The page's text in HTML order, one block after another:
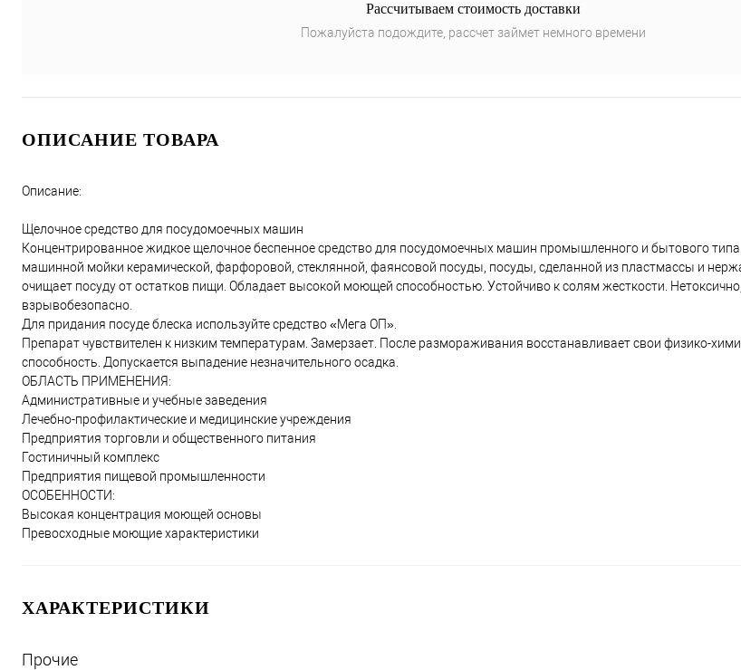
Рассчитываем стоимость доставки
Пожалуйста подождите, рассчет займет немного времени
ОПИСАНИЕ ТОВАРА
Описание:
Щелочное средство для посудомоечных машин
Концентрированное жидкое щелочное беспенное средство для посудомоечных машин промышленного и бытового
машинной мойки керамической, фарфоровой, стеклянной, фаянсовой посуды, посуды, сделанной из пластмассы и
очищает посуду от остатков пищи. Обладает высокой моющей способностью. Устойчиво к солям жесткости.
взрывобезопасно.
Для придания посуде блеска используйте средство «Мега ОП».
Препарат чувствителен к низким температурам. Замерзает. После размораживания восстанавливает свои физико-
способность. Допускается выпадение незначительного осадка.
ОБЛАСТЬ ПРИМЕНЕНИЯ:
Административные и учебные заведения
Лечебно-профилактические и медицинские учреждения
Предприятия торговли и общественного питания
Гостиничный комплекс
Предприятия пищевой промышленности
ОСОБЕННОСТИ:
Высокая концентрация моющей основы
Превосходные моющие характеристики
ХАРАКТЕРИСТИКИ
Прочие